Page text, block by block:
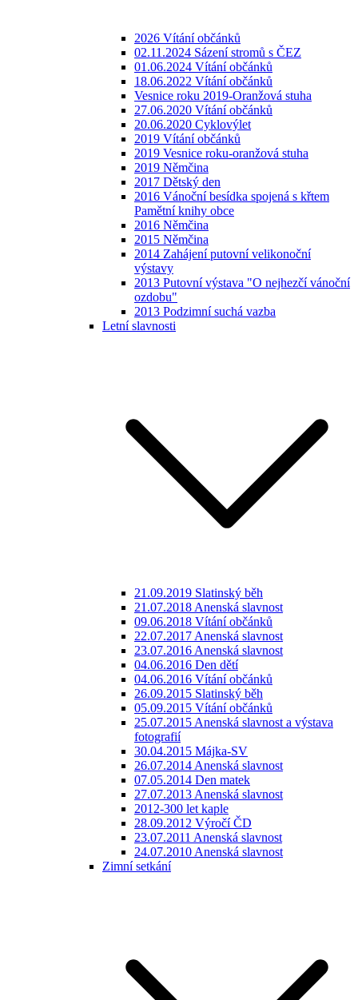
2026 Vítání občánků
02.11.2024 Sázení stromů s ČEZ
01.06.2024 Vítání občánků
18.06.2022 Vítání občánků
Vesnice roku 2019-Oranžová stuha
27.06.2020 Vítání občánků
20.06.2020 Cyklovýlet
2019 Vítání občánků
2019 Vesnice roku-oranžová stuha
2019 Němčina
2017 Dětský den
2016 Vánoční besídka spojená s křtem
Pamětní knihy obce
2016 Němčina
2015 Němčina
2014 Zahájení putovní velikonoční
výstavy
2013 Putovní výstava "O nejhezčí vánoční
ozdobu"
2013 Podzimní suchá vazba
Letní slavnosti
21.09.2019 Slatinský běh
21.07.2018 Anenská slavnost
09.06.2018 Vítání občánků
22.07.2017 Anenská slavnost
23.07.2016 Anenská slavnost
04.06.2016 Den dětí
04.06.2016 Vítání občánků
26.09.2015 Slatinský běh
05.09.2015 Vítání občánků
25.07.2015 Anenská slavnost a výstava
fotografií
30.04.2015 Májka-SV
26.07.2014 Anenská slavnost
07.05.2014 Den matek
27.07.2013 Anenská slavnost
2012-300 let kaple
28.09.2012 Výročí ČD
23.07.2011 Anenská slavnost
24.07.2010 Anenská slavnost
Zimní setkání